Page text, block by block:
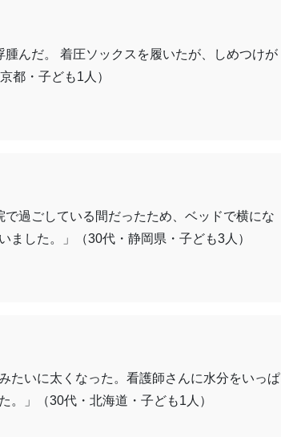
腫んだ。 着圧ソックスを履いたが、しめつけが
都・子ども1人）
過ごしている間だったため、ベッドで横にな
ました。」（30代・静岡県・子ども3人）
たいに太くなった。看護師さんに水分をいっぱ
。」（30代・北海道・子ども1人）